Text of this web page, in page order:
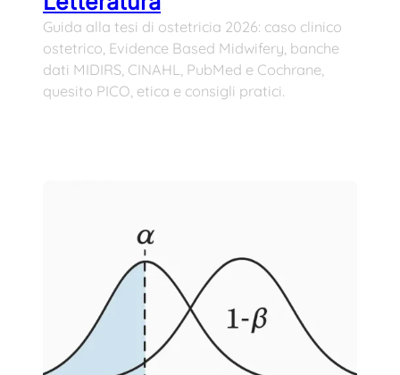
Guida alla tesi di ostetricia 2026: caso clinico
ostetrico, Evidence Based Midwifery, banche
dati MIDIRS, CINAHL, PubMed e Cochrane,
quesito PICO, etica e consigli pratici.